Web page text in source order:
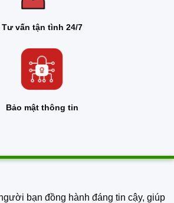
Tư vấn tận tình 24/7
Bảo mật thông tin
bạn đồng hành đáng tin cậy, giúp